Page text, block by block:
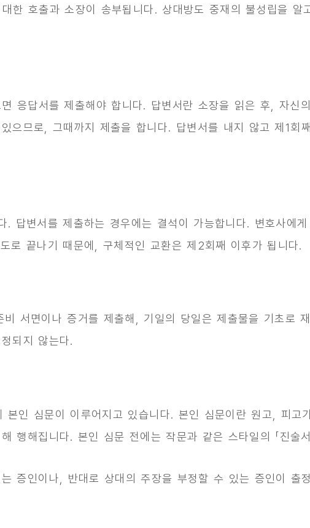
한 호출과 소장이 송부됩니다. 상대방도 중재의 불성립을
응답서를 제출해야 합니다. 답변서란 소장을 읽은 후, 자신
으므로, 그때까지 제출을 합니다. 답변서를 내지 않고 제1
. 답변서를 제출하는 경우에는 결석이 가능합니다. 변호사에
로 끝나기 때문에, 구체적인 교환은 제2회째 이후가 됩니다.
서면이나 증거를 제출해, 기일의 당일은 제출물을 기초로
되지 않는다.
본인 심문이 이루어지고 있습니다. 본인 심문이란 원고, 피
행해집니다. 본인 심문 전에는 작문과 같은 스타일의 「진술서
증인이나, 반대로 상대의 주장을 부정할 수 있는 증인이 출